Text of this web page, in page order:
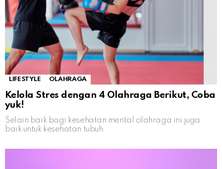
LIFESTYLE OLAHRAGA
Kelola Stres dengan 4 Olahraga Berikut, Coba
yuk!
Selain baik bagi kesehatan mental olahraga ini juga
baik untuk kesehatan tubuh